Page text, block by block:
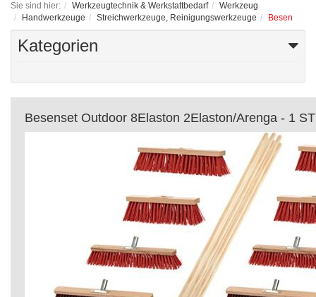
Sie sind hier: Werkzeugtechnik & Werkstattbedarf
Werkzeug
Handwerkzeuge
Streichwerkzeuge, Reinigungswerkzeuge Besen
Kategorien
Besenset Outdoor 8Elaston 2Elaston/Arenga - 1 ST